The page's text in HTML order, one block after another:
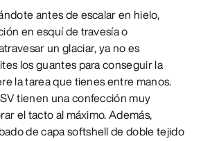
antes de escalar en hielo,
en esquí de travesía o
un glaciar, ya no es
los guantes para conseguir la
la tarea que tienes entre manos.
tienen una confección muy
el tacto al máximo. Además,
de capa softshell de doble tejido